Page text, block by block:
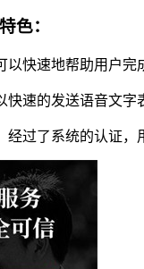
色：
快速地帮助用户完
速的发送语音文字
经过了系统的认证，